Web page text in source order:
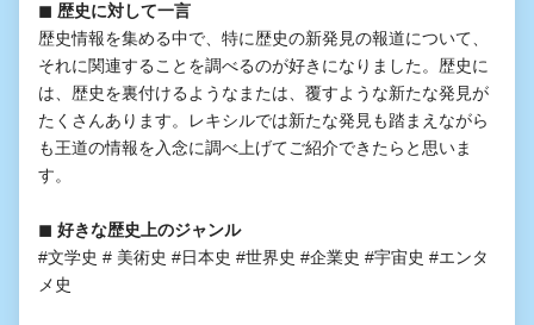
◼︎ 歴史に対して一言
歴史情報を集める中で、特に歴史の新発見の報道について、
それに関連することを調べるのが好きになりました。歴史に
は、歴史を裏付けるようなまたは、覆すような新たな発見が
たくさんあります。レキシルでは新たな発見も踏まえながら
も王道の情報を入念に調べ上げてご紹介できたらと思いま
す。
◼︎ 好きな歴史上のジャンル
#文学史 # 美術史 #日本史 #世界史 #企業史 #宇宙史 #エンタ
メ史